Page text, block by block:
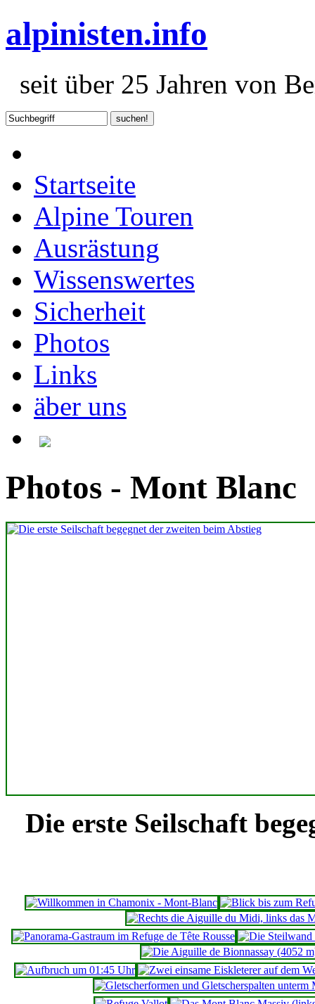
alpinisten.info
seit über 25 Jahren von
Startseite
Alpine Touren
Ausrästung
Wissenswertes
Sicherheit
Photos
Links
äber uns
Photos - Mont Blanc
Die erste Seilschaft